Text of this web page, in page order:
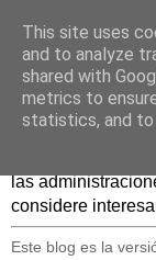
Caldo
Blog sobre
... sobre lo que se
mundo de las
las
considere
Este blog es la
This site uses
and to analyze
shared with
metrics to
statistics, and to